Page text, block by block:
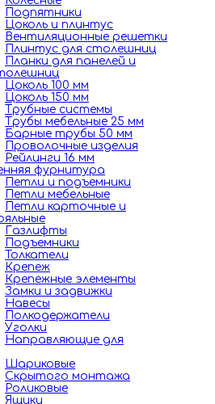
Подпятники
Цоколь и плинтус
Вентиляционные решетки
Плинтус для столешниц
Планки для панелей и
Цоколь 100 мм
Цоколь 150 мм
Трубные системы
Трубы мебельные 25 мм
Барные трубы 50 мм
Проволочные изделия
Рейлинги 16 мм
фурнитура
Петли и подъемники
Петли мебельные
Петли карточные и
Газлифты
Подъемники
Толкатели
Крепеж
Крепежные элементы
Замки и задвижки
Навесы
Полкодержатели
Уголки
Направляющие для
Шариковые
Скрытого монтажа
Роликовые
Ящики